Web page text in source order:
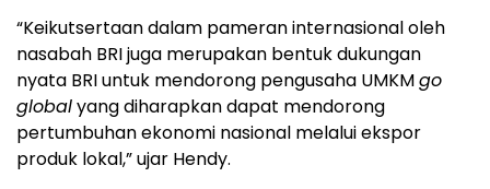
“Keikutsertaan dalam pameran internasional oleh
nasabah BRI juga merupakan bentuk dukungan
nyata BRI untuk mendorong pengusaha UMKMgo
globalyang diharapkan dapat mendorong
pertumbuhan ekonomi nasional melalui ekspor
produk lokal,” ujar Hendy.